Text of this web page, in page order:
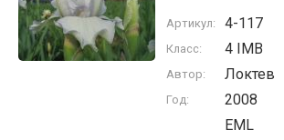
Артикул: 4-117
Класс: 4 IMB
Автор: Локтев
Год: 2008
EML